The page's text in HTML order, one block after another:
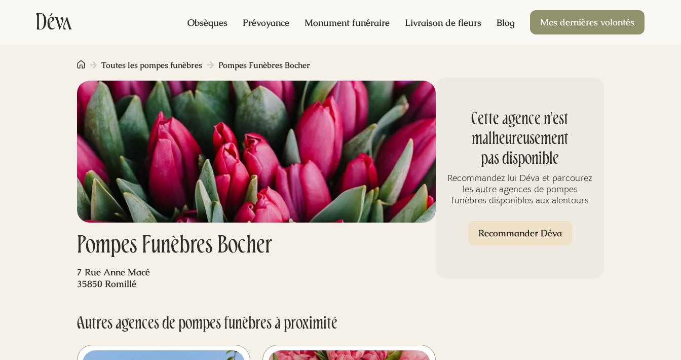
Obsèques Prévoyance Monument funéraire Livraison de fleurs Blog Mes dernières volontés
Pompes Funèbres Bocher
Toutes les pompes funèbres Pompes Funèbres Bocher
7 Rue Anne Macé
35850 Romillé
Autres agences de pompes funèbres à proximité
Cette agence n'est
malheureusement
pas disponible
Recommandez lui Déva et parcourez
les autre agences de pompes
funèbres disponibles aux alentours
Recommander Déva